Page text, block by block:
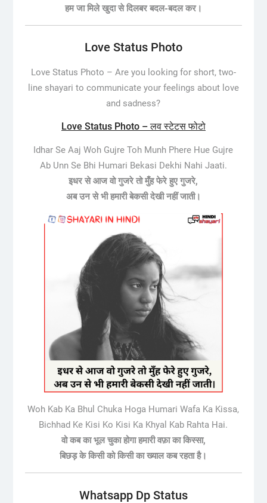
हम जा मिले खुदा से दिलबर बदल-बदल कर।
Love Status Photo
Love Status Photo – Are you looking for short, two-
line shayari to communicate your feelings about love
and sadness?
Love Status Photo – लव स्टेटस फोटो
Idhar Se Aaj Woh Gujre Toh Munh Phere Hue Gujre
Ab Unn Se Bhi Humari Bekasi Dekhi Nahi Jaati.
इधर से आज वो गुजरे तो मुँह फेरे हुए गुजरे,
अब उन से भी हमारी बेकसी देखी नहीं जाती।
Woh Kab Ka Bhul Chuka Hoga Humari Wafa Ka Kissa,
Bichhad Ke Kisi Ko Kisi Ka Khyal Kab Rahta Hai.
वो कब का भूल चुका होगा हमारी वफ़ा का किस्सा,
बिछड़ के किसी को किसी का ख्याल कब रहता है।
Whatsapp Dp Status